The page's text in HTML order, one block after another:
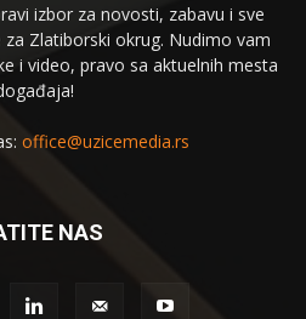
izbor za novosti, zabavu i sve
Zlatiborski okrug. Nudimo vam
i video, pravo sa aktuelnih mesta
office@uzicemedia.rs
NAS